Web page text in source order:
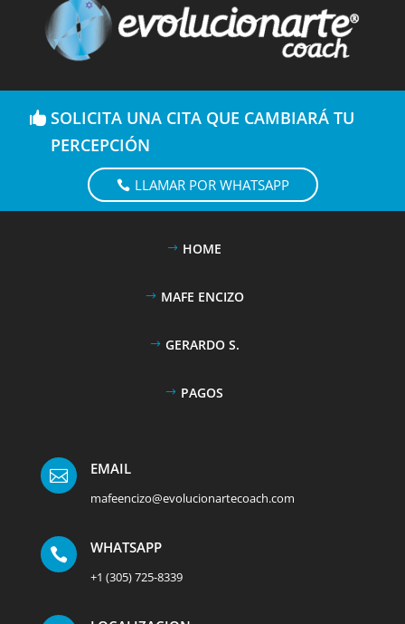
SOLICITA UNA CITA QUE CAMBIARÁ TU
PERCEPCIÓN
LLAMAR POR WHATSAPP
HOME
MAFE ENCIZO
GERARDO S.
PAGOS
 EMAIL
mafeencizo@evolucionartecoach.com
 WHATSAPP
+1 (305) 725-8339